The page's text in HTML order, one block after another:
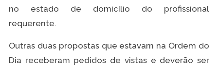
no estado de domicílio do profissional
requerente.
Outras duas propostas que estavam na Ordem do
Dia receberam pedidos de vistas e deverão ser